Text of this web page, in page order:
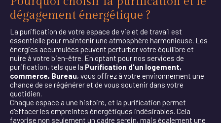
dégagement énergétique ?
La purification de votre espace de vie et de travail est
essentielle pour maintenir une atmosphère harmonieuse. Les
énergies accumulées peuvent perturber votre équilibre et
nuire à votre bien-être. En optant pour nos services de
purification, tels que la Purification d'un logement,
commerce, Bureau, vous offrez à votre environnement une
chance de se régénérer et de vous soutenir dans votre
quotidien.
Chaque espace a une histoire, et la purification permet
d'effacer les empreintes énergétiques indésirables. Cela
favorise non seulement un cadre serein, mais également une